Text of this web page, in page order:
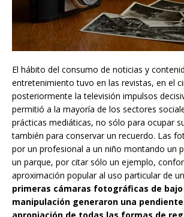
El hábito del consumo de noticias y
entretenimiento tuvo en las revistas, en el
posteriormente la televisión impulsos
permitió a la mayoría de los sectores
prácticas mediáticas, no sólo para ocupar
también para conservar un recuerdo. Las
por un profesional a un niño montando un
un parque, por citar sólo un ejemplo,
aproximación popular al uso particular de
primeras cámaras fotográficas de
manipulación generaron una